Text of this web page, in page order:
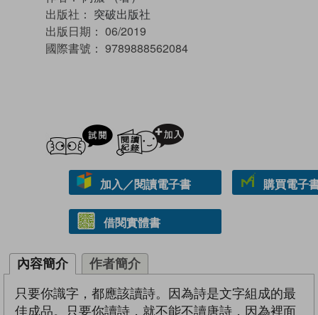
出版社： 突破出版社
出版日期： 06/2019
國際書號： 9789888562084
試閲
加入／閱讀電子書 購買電子
借閱實體書
內容簡介 作者簡介
只要你識字，都應該讀詩。因為詩是文字組成的最
佳成品。只要你讀詩，就不能不讀唐詩，因為裡面